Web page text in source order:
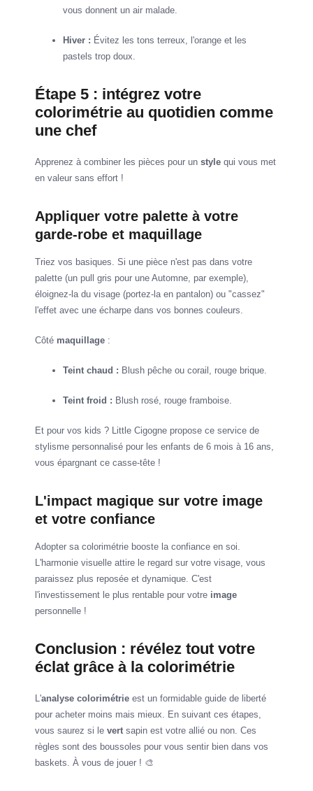
vous donnent un air malade.
Hiver : Évitez les tons terreux, l'orange et les
pastels trop doux.
Étape 5 : intégrez votre
colorimétrie au quotidien comme
une chef
Apprenez à combiner les pièces pour un style qui vous met
en valeur sans effort !
Appliquer votre palette à votre
garde-robe et maquillage
Triez vos basiques. Si une pièce n'est pas dans votre
palette (un pull gris pour une Automne, par exemple),
éloignez-la du visage (portez-la en pantalon) ou "cassez"
l'effet avec une écharpe dans vos bonnes couleurs.
Côté maquillage :
Teint chaud : Blush pêche ou corail, rouge brique.
Teint froid : Blush rosé, rouge framboise.
Et pour vos kids ? Little Cigogne propose ce service de
stylisme personnalisé pour les enfants de 6 mois à 16 ans,
vous épargnant ce casse-tête !
L'impact magique sur votre image
et votre confiance
Adopter sa colorimétrie booste la confiance en soi.
L'harmonie visuelle attire le regard sur votre visage, vous
paraissez plus reposée et dynamique. C'est
l'investissement le plus rentable pour votre image
personnelle !
Conclusion : révélez tout votre
éclat grâce à la colorimétrie
L'analyse colorimétrie est un formidable guide de liberté
pour acheter moins mais mieux. En suivant ces étapes,
vous saurez si le vert sapin est votre allié ou non. Ces
règles sont des boussoles pour vous sentir bien dans vos
baskets. À vous de jouer ! 🎨